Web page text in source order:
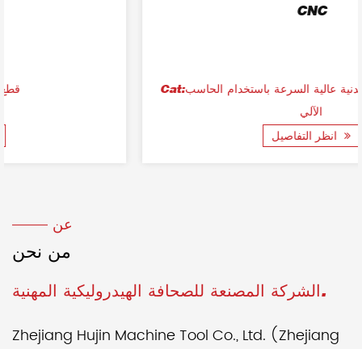
عن
من نحن
الشركة المصنعة للصحافة الهيدروليكية المهنية.
Zhejiang Hujin Machine Tool Co., Ltd. (Zhejiang